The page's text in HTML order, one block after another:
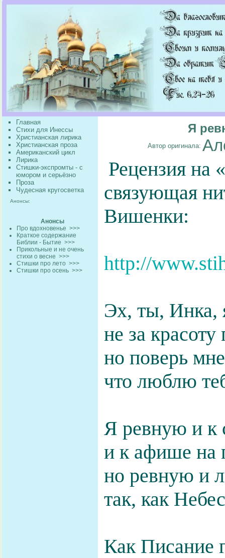
Главная
Стихи для Инессы
Христианская лирика
Христианская проза
Американский цикл
Лирика
Стишки-экспромты - с
юмором и серьёзно
Проза
Чудесная кругосветка
Анонсы:
Анонсы
Про вдохновенье >>>
Краткое содержание
Библии - Бытие >>>
Прикольные и не очень
стихи о весне >>>
Стишки про лето >>>
Стишки про осень >>>
Я
Автор оригинала:
Рецензия на
связующая
Вишенки:
http://
Эх, ты,
не за
но поверь
что люблю
Я ревную и к
и к афише на
но ревную и
так, как
Как Писание